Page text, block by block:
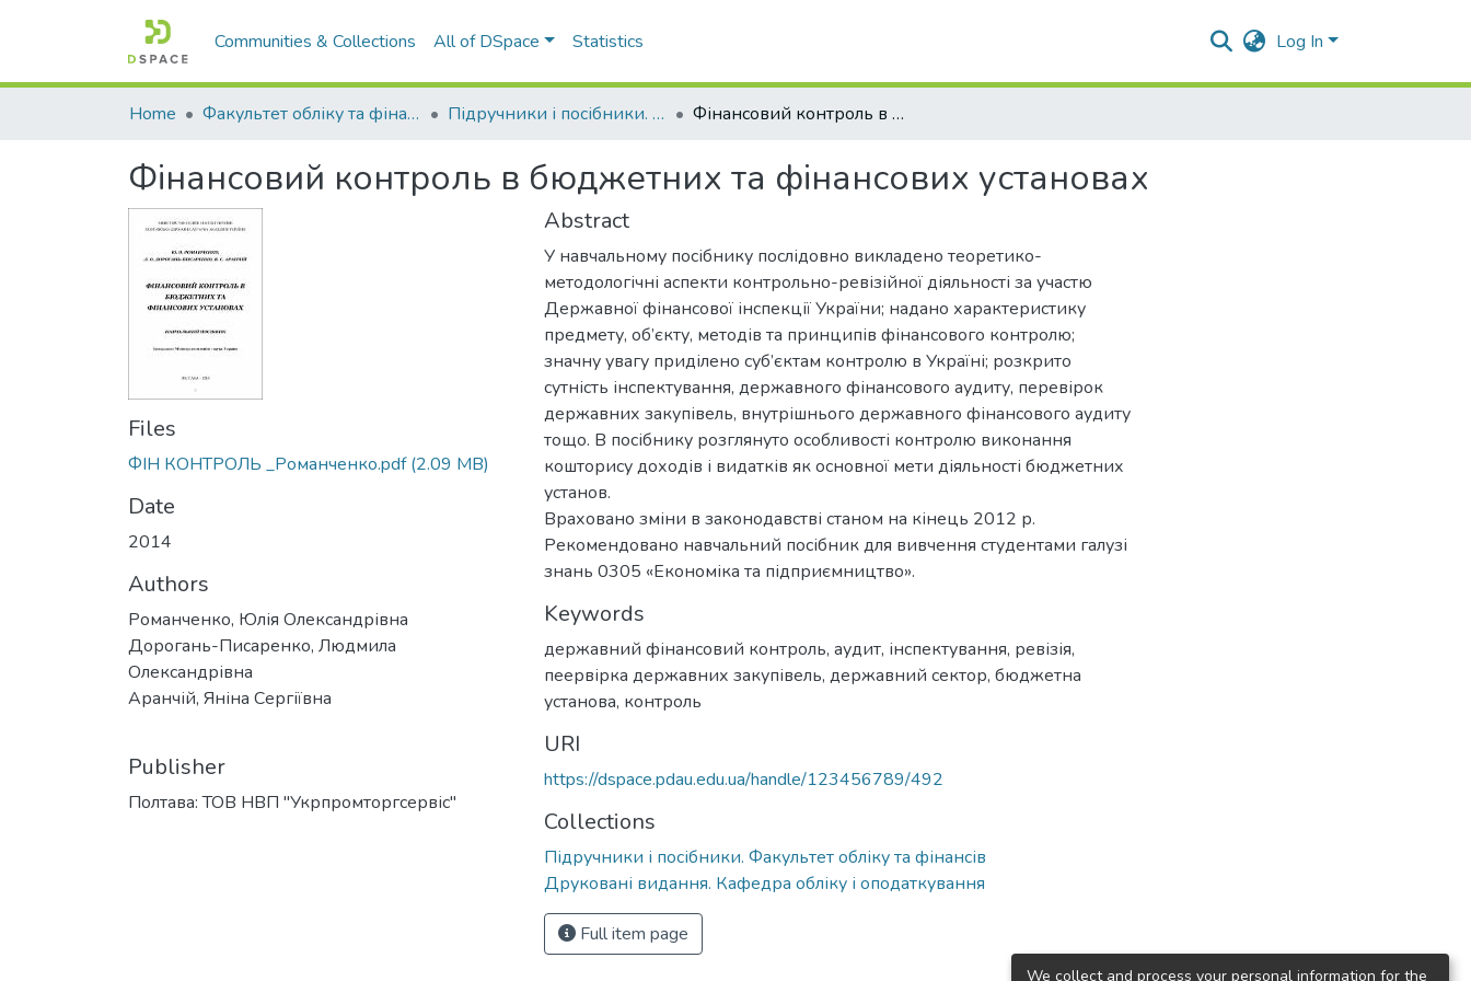
Communities & Collections All of DSpace Statistics Log In
Home Факультет обліку та фінансів Підручники і посібники. Факультет обліку та фінансів Фінансовий контроль в бюджетних та фінансових установах
Фінансовий контроль в бюджетних та фінансових установах
Files
ФІН КОНТРОЛЬ _Романченко.pdf(2.09 MB)
Date
2014
Authors
Романченко, Юлія Олександрівна
Дорогань-Писаренко, Людмила
Олександрівна
Аранчій, Яніна Сергіївна
Publisher
Полтава: ТОВ НВП "Укрпромторгсервіс"
Abstract
У навчальному посібнику послідовно викладено теоретико-
методологічні аспекти контрольно-ревізійної діяльності за участю
Державної фінансової інспекції України; надано характеристику
предмету, об’єкту, методів та принципів фінансового контролю;
значну увагу приділено суб’єктам контролю в Україні; розкрито
сутність інспектування, державного фінансового аудиту, перевірок
державних закупівель, внутрішнього державного фінансового аудиту
тощо. В посібнику розглянуто особливості контролю виконання
кошторису доходів і видатків як основної мети діяльності бюджетних
установ.
Враховано зміни в законодавстві станом на кінець 2012 р.
Рекомендовано навчальний посібник для вивчення студентами галузі
знань 0305 «Економіка та підприємництво».
Keywords
державний фінансовий контроль, аудит, інспектування, ревізія,
пеервірка державних закупівель, державний сектор, бюджетна
установа, контроль
URI
https://dspace.pdau.edu.ua/handle/123456789/492
Collections
Підручники і посібники. Факультет обліку та фінансів
Друковані видання. Кафедра обліку і оподаткування
Full item page
We collect and process your personal information for the